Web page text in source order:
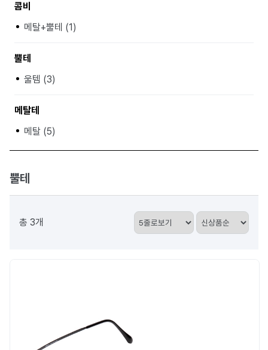
콤비
메탈+뿔테 (1)
뿔테
울템 (3)
메탈테
메탈 (5)
뿔테
총 3개